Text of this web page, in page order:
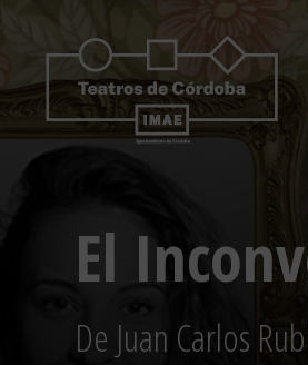
contenido
El
De Juan Carlos